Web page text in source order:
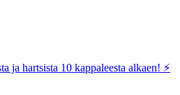
ja hartsista 10 kappaleesta alkaen! ⚡️